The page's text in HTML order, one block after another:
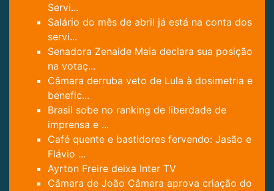
Servi...
Salário do mês de abril já está na conta dos
servi...
Senadora Zenaide Maia declara sua posição
na votaç...
Câmara derruba veto de Lula à dosimetria e
benefic...
Brasil sobe no ranking de liberdade de
imprensa e ...
Café quente e bastidores fervendo: Jasão e
Flávio ...
Ayrton Freire deixa Inter TV
Câmara de João Câmara aprova criação do